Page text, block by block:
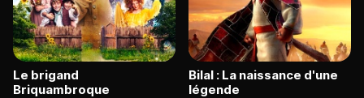
Le brigand
Briquambroque
Bilal : La naissance d'une
légende